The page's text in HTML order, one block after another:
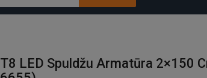
T8 LED Spuldžu Armatūra 2×150